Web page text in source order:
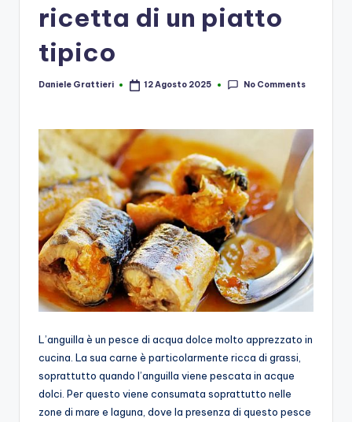
ricetta di un piatto
tipico
Posted
Daniele Grattieri 12 Agosto 2025 No Comments
L’anguilla è un pesce di acqua dolce molto apprezzato in
cucina. La sua carne è particolarmente ricca di grassi,
soprattutto quando l’anguilla viene pescata in acque
dolci. Per questo viene consumata soprattutto nelle
zone di mare e laguna, dove la presenza di questo pesce